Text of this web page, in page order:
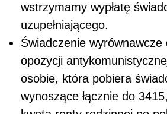
wstrzymamy wypłatę
uzupełniającego.
Świadczenie wyrównawcze
opozycji
osobie, która pobiera
wynoszące łącznie do